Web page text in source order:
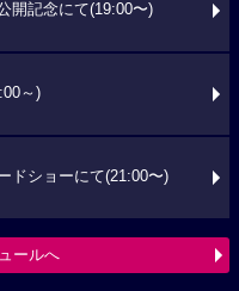
開記念にて(19:00〜)
～)
ドショーにて(21:00〜)
ールへ